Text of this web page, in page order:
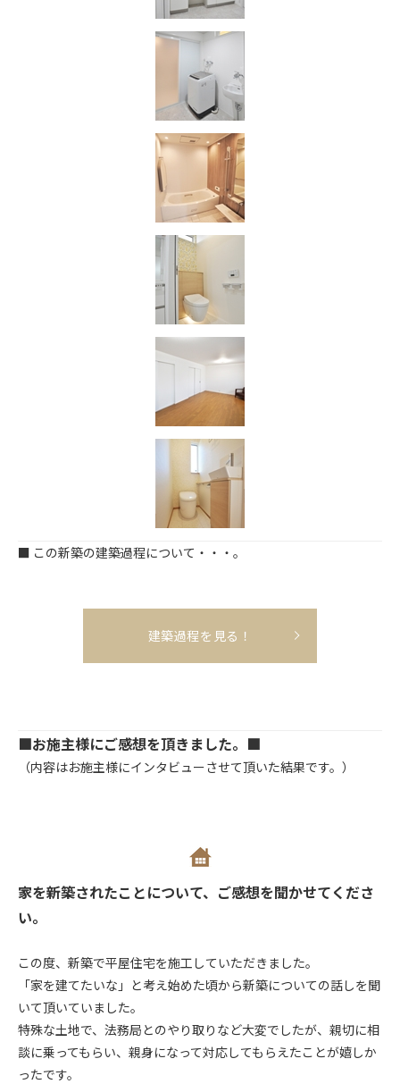
■ この新築の建築過程について・・・。
建築過程を見る！
■お施主様にご感想を頂きました。■
（内容はお施主様にインタビューさせて頂いた結果です。）
家を新築されたことについて、ご感想を聞かせてくださ
い。
この度、新築で平屋住宅を施工していただきました。
「家を建てたいな」と考え始めた頃から新築についての話しを聞
いて頂いていました。
特殊な土地で、法務局とのやり取りなど大変でしたが、親切に相
談に乗ってもらい、親身になって対応してもらえたことが嬉しか
ったです。